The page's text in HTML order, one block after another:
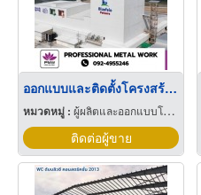
ออกแบบและติดตั้งโครงสร้างเหล็กสำเร็จรูป
หมวดหมู่ : ผู้ผลิตและออกแบบโครงสร้างเหล็ก
ติดต่อผู้ขาย